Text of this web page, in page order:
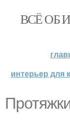
ВСЁ ОБ
интерьер для